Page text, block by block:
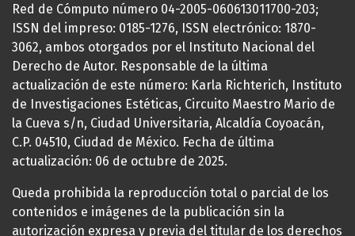
Red de Cómputo número 04-2005-060613011700-203;
ISSN del impreso: 0185-1276, ISSN electrónico: 1870-
3062, ambos otorgados por el Instituto Nacional del
Derecho de Autor. Responsable de la última
actualización de este número: Karla Richterich, Instituto
de Investigaciones Estéticas, Circuito Maestro Mario de
la Cueva s/n, Ciudad Universitaria, Alcaldía Coyoacán,
C.P. 04510, Ciudad de México. Fecha de última
actualización: 06 de octubre de 2025.
Queda prohibida la reproducción total o parcial de los
contenidos e imágenes de la publicación sin la
autorización expresa y previa del titular de los derechos